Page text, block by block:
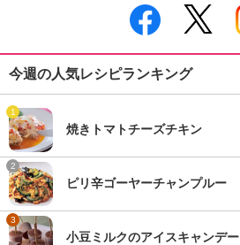
今週の人気レシピランキング
1
焼きトマトチーズチキン
2
ピリ辛ゴーヤーチャンプルー
3
小豆ミルクのアイスキャンデー